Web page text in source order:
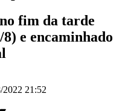
fim da tarde
e encaminhado
2022 21:52